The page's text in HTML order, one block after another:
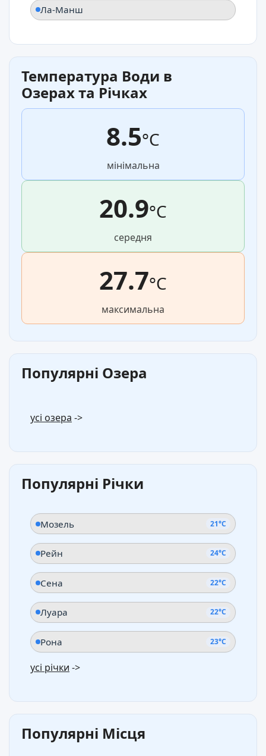
Ла-Манш
Температура Води в
Озерах та Річках
8.5°C
мінімальна
20.9°C
середня
27.7°C
максимальна
Популярні Озера
усі озера ->
Популярні Річки
Мозель 21°C
Рейн 24°C
Сена 22°C
Луара 22°C
Рона 23°C
усі річки ->
Популярні Місця